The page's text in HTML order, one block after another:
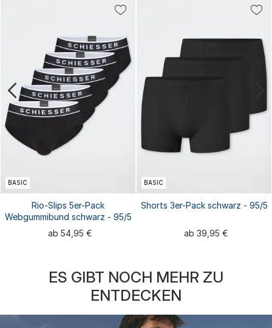
BASIC
Rio-Slips 5er-Pack
Webgummibund schwarz - 95/5
ab 54,95 €
BASIC
Shorts 3er-Pack schwarz - 95/5
ab 39,95 €
ES GIBT NOCH MEHR ZU
ENTDECKEN